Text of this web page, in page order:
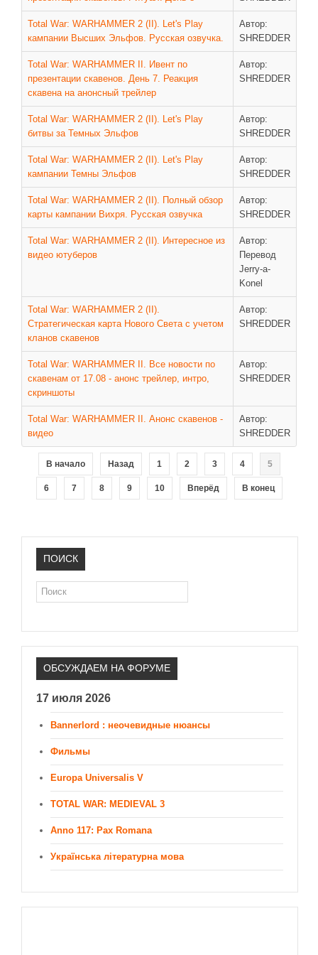
ДРУГИЕ ИГРЫ
Серия игр Mount and Blade
Вселенные Warhammer
Warhammer 40.000: Dawn of War
Серия игр «King Arthur»
КРЕАТИВ
Блоги о рыбалке
Черный Гетман (роман)
ИСТОРИЯ
Наше время
Новое время
Крестовые походы
Античность
Средние века
Total War: WARHAMMER 2 (II). Let's Play
кампании Высших Эльфов. Русская озвучка.
Автор:
SHREDDER
Total War: WARHAMMER II. Ивент по
презентации скавенов. День 7. Реакция
скавена на анонсный трейлер
Автор:
SHREDDER
Total War: WARHAMMER 2 (II). Let's Play
битвы за Темных Эльфов
Автор:
SHREDDER
Total War: WARHAMMER 2 (II). Let's Play
кампании Темны Эльфов
Автор:
SHREDDER
Total War: WARHAMMER 2 (II). Полный обзор
карты кампании Вихря. Русская озвучка
Автор:
SHREDDER
Total War: WARHAMMER 2 (II). Интересное из
видео ютуберов
Автор:
Перевод
Jerry-a-
Konel
Total War: WARHAMMER 2 (II).
Стратегическая карта Нового Света с учетом
кланов скавенов
Автор:
SHREDDER
Total War: WARHAMMER II. Все новости по
скавенам от 17.08 - анонс трейлер, интро,
скриншоты
Автор:
SHREDDER
Total War: WARHAMMER II. Анонс скавенов -
видео
Автор:
SHREDDER
В начало Назад 1 2 3 4 5
6 7 8 9 10 Вперёд В конец
ПОИСК
Поиск
ОБСУЖДАЕМ НА ФОРУМЕ
17 июля 2026
Bannerlord : неочевидные нюансы
Фильмы
Europa Universalis V
TOTAL WAR: MEDIEVAL 3
Anno 117: Pax Romana
Українська літературна мова